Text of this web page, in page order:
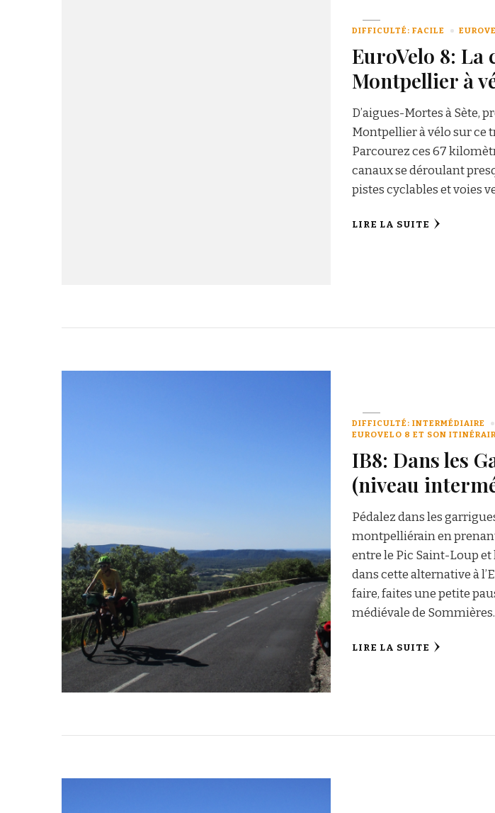
DIFFICULTÉ: FACILE
EuroVelo 8: La
Montpellier à
D’aigues-Mortes à Sète,
Montpellier à vélo sur ce
Parcourez ces 67
canaux se déroulant
pistes cyclables et voies
LIRE LA SUITE
DIFFICULTÉ: INTERMÉDIAIRE
EUROVELO 8 ET SON
IB8: Dans les
(niveau
Pédalez dans les
montpelliérain en
entre le Pic Saint-Loup
dans cette alternative à
faire, faites une petite
médiévale de
LIRE LA SUITE